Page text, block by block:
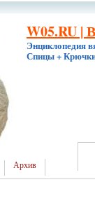
W05.RU |
Энциклопедия
Спицы +
Архив